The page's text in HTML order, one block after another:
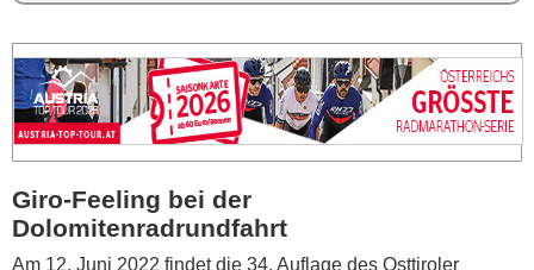
Giro-Feeling bei der
Dolomitenradrundfahrt
Am 12. Juni 2022 findet die 34. Auflage des Osttiroler